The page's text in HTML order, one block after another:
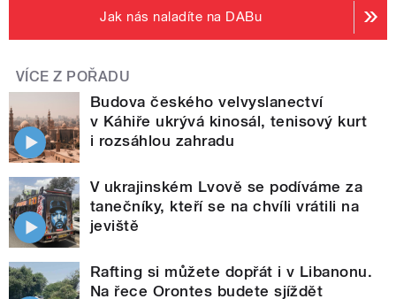
Jak nás naladíte na DABu
VÍCE Z POŘADU
Budova českého velvyslanectví
v Káhiře ukrývá kinosál, tenisový kurt
i rozsáhlou zahradu
V ukrajinském Lvově se podíváme za
tanečníky, kteří se na chvíli vrátili na
jeviště
Rafting si můžete dopřát i v Libanonu.
Na řece Orontes budete sjíždět